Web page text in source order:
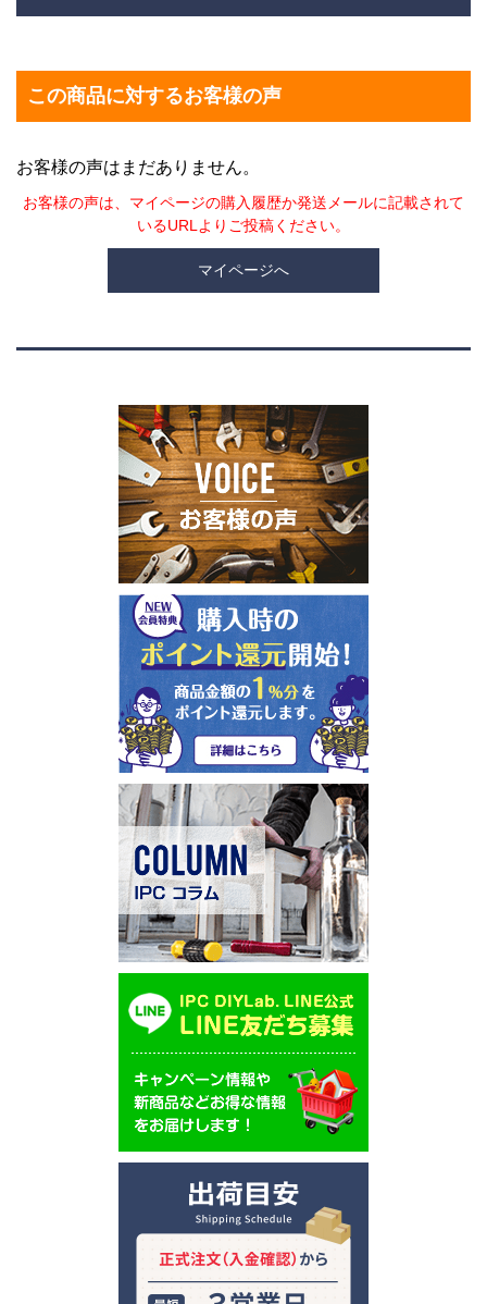
この商品に対するお客様の声
お客様の声はまだありません。
お客様の声は、マイページの購入履歴か発送メールに記載されて
いるURLよりご投稿ください。
マイページへ